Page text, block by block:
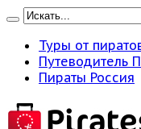
Туры от
Путеводитель
Пираты Россия